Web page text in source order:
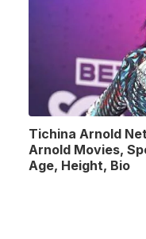
Tichina Arnold
Arnold Movies,
Age, Height, Bio